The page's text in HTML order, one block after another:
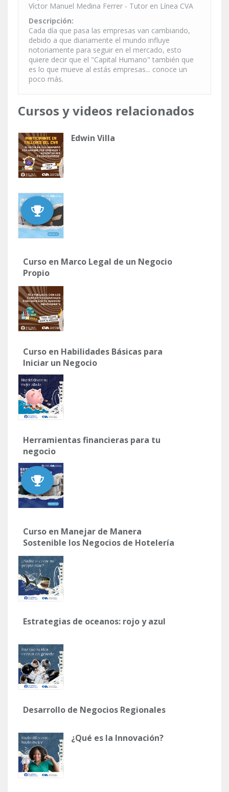
Víctor Manuel Medina Ferrer - Tutor en Línea CVA
Descripción:
Cada día que pasa las empresas van cambiando,
debido a que diariamente el mundo influye
notoriamente para seguir en el mercado, esto
quiere decir que el "Capital Humano" también que
es lo que mueve al estás empresas... conoce un
poco más.
Cursos y videos relacionados
Edwin Villa
Curso en Marco Legal de un Negocio
Propio
Curso en Habilidades Básicas para
Iniciar un Negocio
Herramientas financieras para tu
negocio
Curso en Manejar de Manera
Sostenible los Negocios de Hotelería
Estrategias de oceanos: rojo y azul
Desarrollo de Negocios Regionales
¿Qué es la Innovación?